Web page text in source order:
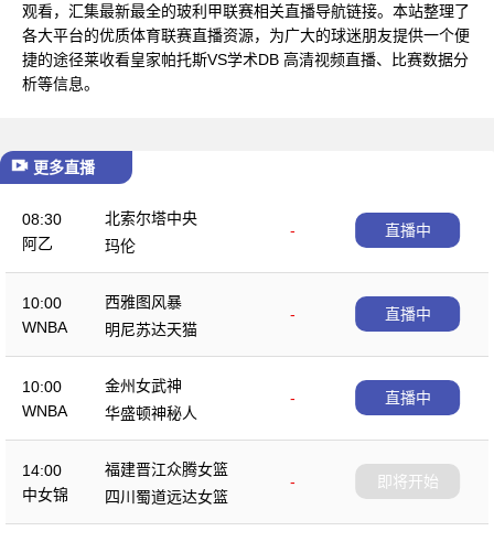
观看，汇集最新最全的玻利甲联赛相关直播导航链接。本站整理了
各大平台的优质体育联赛直播资源，为广大的球迷朋友提供一个便
捷的途径莱收看皇家帕托斯VS学术DB 高清视频直播、比赛数据分
析等信息。
更多直播
08:30
阿乙
北索尔塔中央
-
玛伦
直播中
10:00
WNBA
西雅图风暴
-
明尼苏达天猫
直播中
10:00
WNBA
金州女武神
-
华盛顿神秘人
直播中
14:00
中女锦
福建晋江众腾女篮
-
四川蜀道远达女篮
即将开始